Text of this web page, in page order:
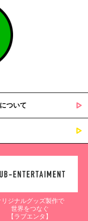
ついて
リジナルグッズ製作で
世界をつなぐ
【ラブエンタ】